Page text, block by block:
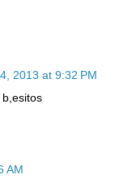
2013 at 9:32 PM
AM